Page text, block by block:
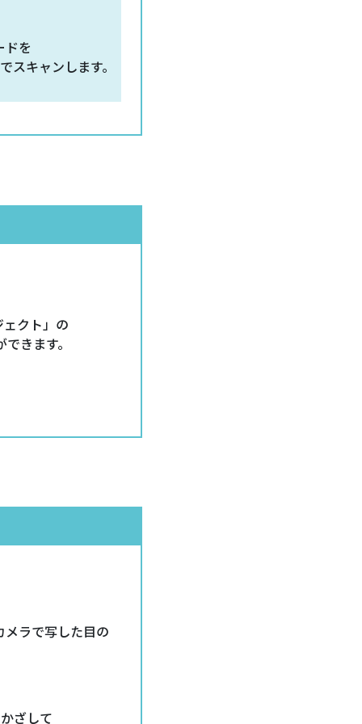
ドを
スキャンします。
クト」の
きます。
ラで写した目の
ざして